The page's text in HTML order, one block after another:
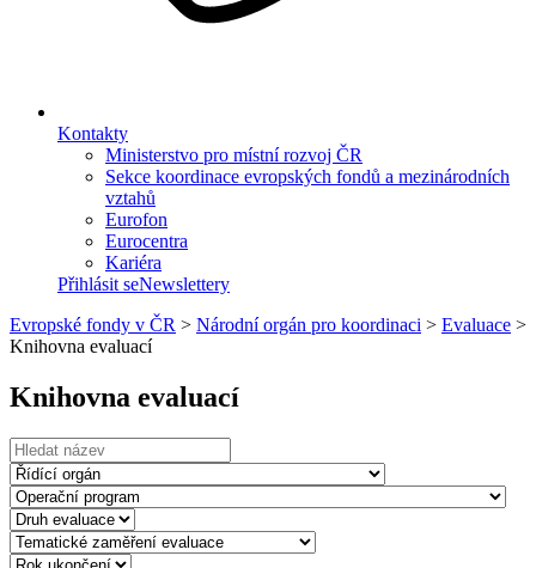
Kontakty
Ministerstvo pro místní rozvoj ČR
Sekce koordinace evropských fondů a mezinárodních
vztahů
Eurofon
Eurocentra
Kariéra
Přihlásit seNewslettery
Evropské fondy v ČR > Národní orgán pro koordinaci > Evaluace >
Knihovna evaluací
Knihovna evaluací